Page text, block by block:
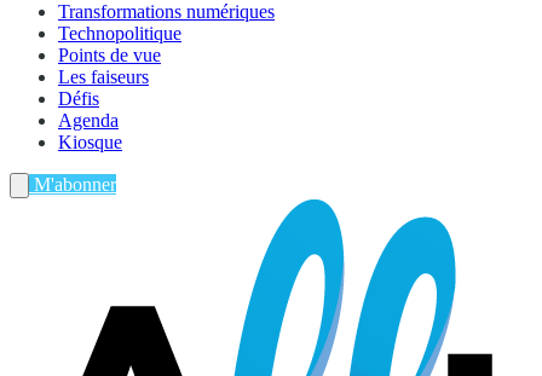
Transformations numériques
Technopolitique
Points de vue
Les faiseurs
Défis
Agenda
Kiosque
M'abonner